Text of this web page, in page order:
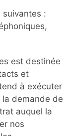
suivantes :
est destinée
et
à exécuter
demande de
auquel la
nos